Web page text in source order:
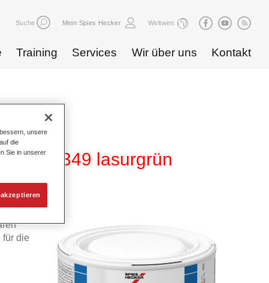
Suche Mein Spies Hecker Weltweit
Training Services Wir über uns Kontakt
WT 349 lasurgrün
für die
unsere
die
Sie in unserer